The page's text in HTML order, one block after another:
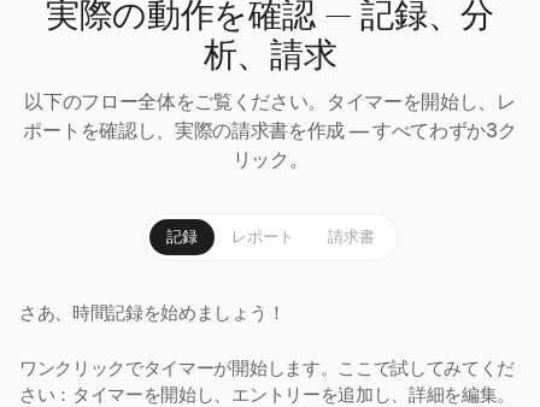
実際の動作を確認 — 記録、分
析、請求
以下のフロー全体をご覧ください。タイマーを開始し、レ
ポートを確認し、実際の請求書を作成 — すべてわずか3ク
リック。
記録 レポート 請求書
さあ、時間記録を始めましょう！
ワンクリックでタイマーが開始します。ここで試してみてくだ
さい：タイマーを開始し、エントリーを追加し、詳細を編集。